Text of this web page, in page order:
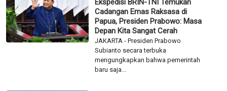
Ekspedisi BRIN-TNI Temukan
Cadangan Emas Raksasa di
Papua, Presiden Prabowo: Masa
Depan Kita Sangat Cerah
JAKARTA - Presiden Prabowo
Subianto secara terbuka
mengungkapkan bahwa pemerintah
baru saja...